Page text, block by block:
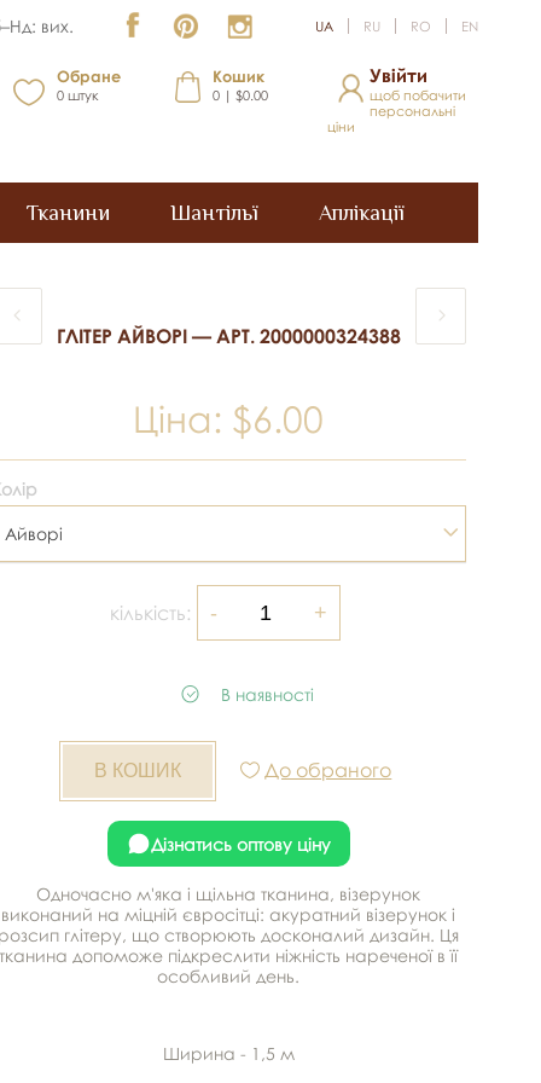
вих. UA RU RO EN
Обране
0 штук
Кошик
0 | $0.00
Увійти
щоб побачити
персональні
ціни
Тканини Шантільї Аплікації
ГЛІТЕР АЙВОРІ — АРТ. 2000000324388
Ціна: $6.00
Айворі
кількість:
В наявності
До обраного
Дізнатись оптову ціну
Одночасно м'яка і щільна тканина, візерунок
виконаний на міцній євросітці: акуратний візерунок і
розсип глітеру, що створюють досконалий дизайн. Ця
тканина допоможе підкреслити ніжність нареченої в її
особливий день.
Ширина - 1,5 м